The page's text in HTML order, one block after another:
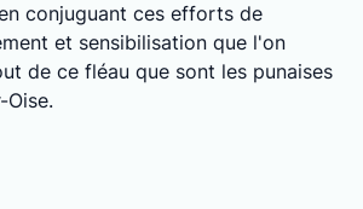
conjuguant ces efforts de
et sensibilisation que l'on
de ce fléau que sont les punaises